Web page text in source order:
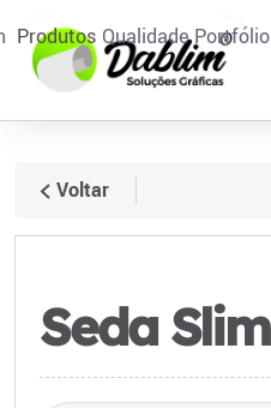
Produtos QualidadePortfólio
Voltar
Seda Slim